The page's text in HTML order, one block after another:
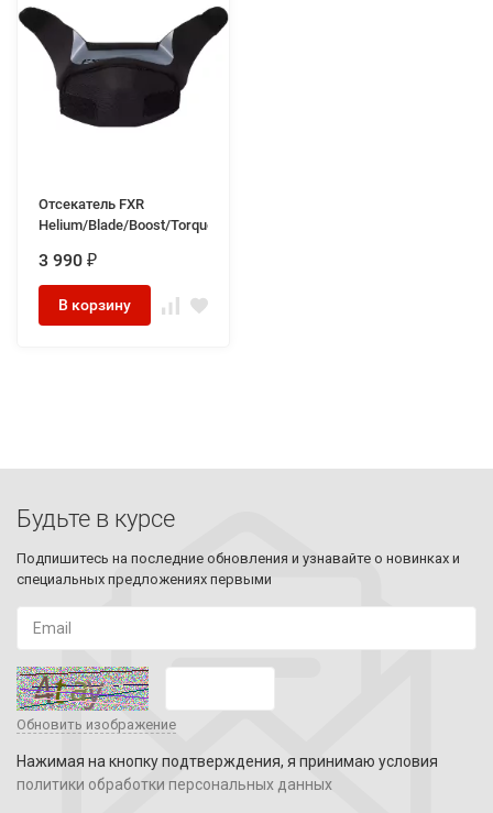
Отсекатель FXR
Helium/Blade/Boost/Torque/Octane
3 990 ₽
В корзину
Будьте в курсе
Подпишитесь на последние обновления и узнавайте о новинках и
специальных предложениях первыми
Обновить изображение
Нажимая на кнопку подтверждения, я принимаю условия
политики обработки персональных данных